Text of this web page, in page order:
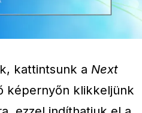
kattintsunk a Next
képernyőn klikkeljünk